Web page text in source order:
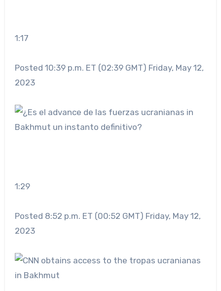
1:17
Posted 10:39 p.m. ET (02:39 GMT) Friday, May 12,
2023
1:29
Posted 8:52 p.m. ET (00:52 GMT) Friday, May 12,
2023